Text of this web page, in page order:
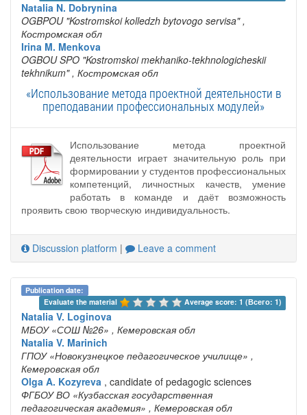
Natalia N. Dobrynina
OGBPOU "Kostromskoi kolledzh bytovogo servisa" ,
Костромская обл
Irina M. Menkova
OGBOU SPO "Kostromskoi mekhaniko-tekhnologicheskii
tekhnikum" , Костромская обл
«Использование метода проектной деятельности в
преподавании профессиональных модулей»
Использование метода проектной
деятельности играет значительную роль при
формировании у студентов профессиональных
компетенций, личностных качеств, умение
работать в команде и даёт возможность
проявить свою творческую индивидуальность.
Discussion platform | Leave a comment
Publication date:
Evaluate the material
Average score: 1 (Всего: 1)
Natalia V. Loginova
МБОУ «СОШ №26» , Кемеровская обл
Natalia V. Marinich
ГПОУ «Новокузнецкое педагогическое училище» ,
Кемеровская обл
Olga A. Kozyreva , candidate of pedagogic sciences
ФГБОУ ВО «Кузбасская государственная
педагогическая академия» , Кемеровская обл